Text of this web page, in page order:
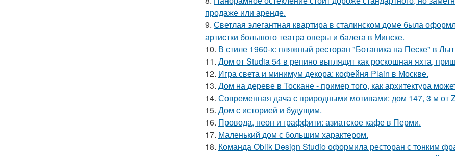
продаже или аренде.
9. Светлая элегантная квартира в сталинском доме была
артистки большого театра оперы и балета в Минске.
10. В стиле 1960-х: пляжный ресторан "Ботаника на Песке" в
11. Дом от Studia 54 в репино выглядит как роскошная яхта,
12. Игра света и минимум декора: кофейня Plain в Москве.
13. Дом на дереве в Тоскане - пример того, как архитектура
14. Современная дача с природными мотивами: дом 147, 3 м от
15. Дом с историей и будущим.
16. Провода, неон и граффити: азиатское кафе в Перми.
17. Маленький дом с большим характером.
18. Команда Oblik Design Studio оформила ресторан с тонким